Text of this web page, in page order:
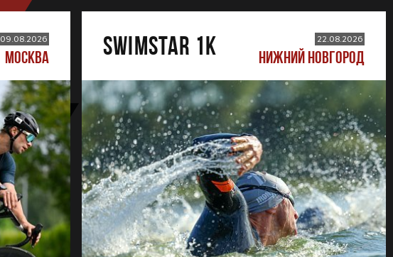
09.08.2026
МОСКВА SWIMSTAR 1K 22.08.2026
НИЖНИЙ НОВГОРОД